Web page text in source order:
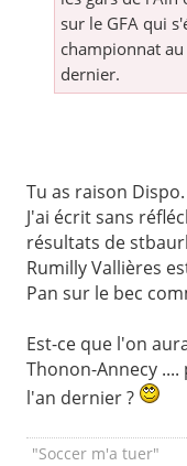
sur le GFA qui
championnat
dernier.
Tu as raison Dispo.
J'ai écrit sans
résultats de
Rumilly Vallières
Pan sur le bec
Est-ce que l'on
Thonon-Annecy
l'an dernier ?
"Soccer m'a tuer"